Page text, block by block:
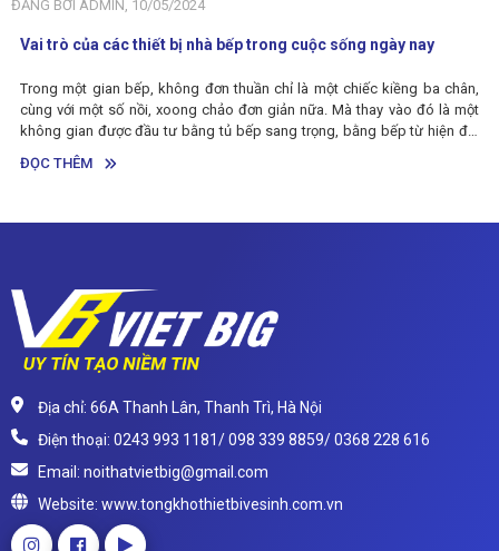
ĐĂNG BỞI ADMIN, 10/05/2024
Vai trò của các thiết bị nhà bếp trong cuộc sống ngày nay
Trong một gian bếp, không đơn thuần chỉ là một chiếc kiềng ba chân,
cùng với một số nồi, xoong chảo đơn giản nữa. Mà thay vào đó là một
không gian được đầu tư bằng tủ bếp sang trọng, bằng bếp từ hiện đại
cùng các thiết bị máy móc đầy tính ứng dụng. Có thể nói, tầm quan
trọng của bếp ngày càng được con người chú ý hơn. Vậy sự quan trọng
ĐỌC THÊM
Địa chỉ: 66A Thanh Lân, Thanh Trì, Hà Nội
Điện thoại: 0243 993 1181/ 098 339 8859/ 0368 228 616
Email: noithatvietbig@gmail.com
Website: www.tongkhothietbivesinh.com.vn